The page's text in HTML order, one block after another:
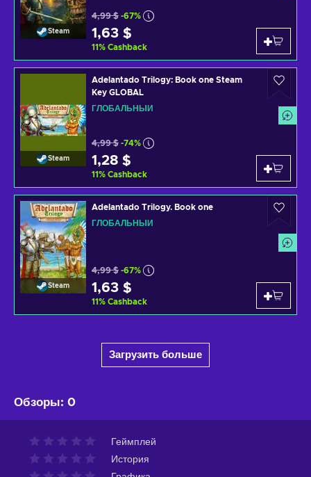
Steam
4,99 $ -67%
1,63 $
11% Cashback
Steam
Adelantado Trilogy: Book one Steam
Key GLOBAL
ГЛОБАЛЬНЫЙ
4,99 $ -74%
1,28 $
11% Cashback
Steam
Adelantado Trilogy. Book one
ГЛОБАЛЬНЫЙ
4,99 $ -67%
1,63 $
11% Cashback
Загрузить больше
Обзоры: 0
Геймплей
История